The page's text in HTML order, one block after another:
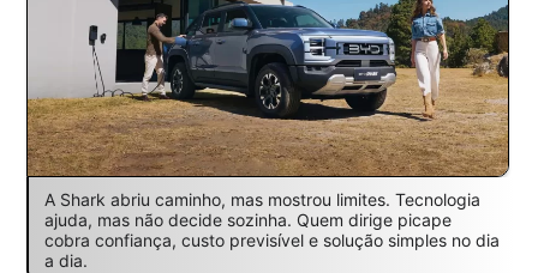
A Shark abriu caminho, mas mostrou limites. Tecnologia
ajuda, mas não decide sozinha. Quem dirige picape
cobra confiança, custo previsível e solução simples no dia
a dia.